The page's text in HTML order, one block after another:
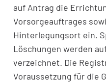
auf Antrag die
Vorsorgeauftrages
Hinterlegungsort ein.
Löschungen werden
verzeichnet. Die
Voraussetzung für die